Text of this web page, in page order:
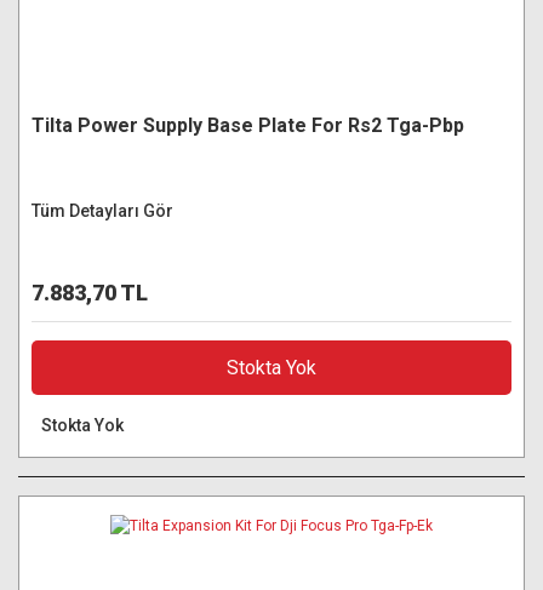
Tilta Power Supply Base Plate For Rs2 Tga-Pbp
Tüm Detayları Gör
7.883,70 TL
Stokta Yok
Stokta Yok